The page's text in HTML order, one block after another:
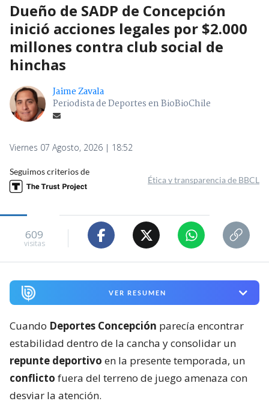
Dueño de SADP de Concepción
inició acciones legales por $2.000
millones contra club social de
hinchas
Jaime Zavala
Periodista de Deportes en BioBioChile
Viernes 07 Agosto, 2026 | 18:52
Seguimos criterios de
Ética y transparencia de BBCL
609
visitas
VER RESUMEN
Cuando Deportes Concepción parecía encontrar
estabilidad dentro de la cancha y consolidar un
repunte deportivo en la presente temporada, un
conflicto fuera del terreno de juego amenaza con
desviar la atención.